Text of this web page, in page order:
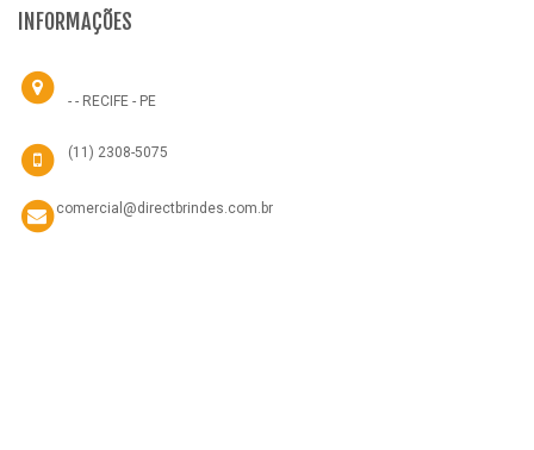
INFORMAÇÕES
- - RECIFE - PE
(11) 2308-5075
comercial@directbrindes.com.br